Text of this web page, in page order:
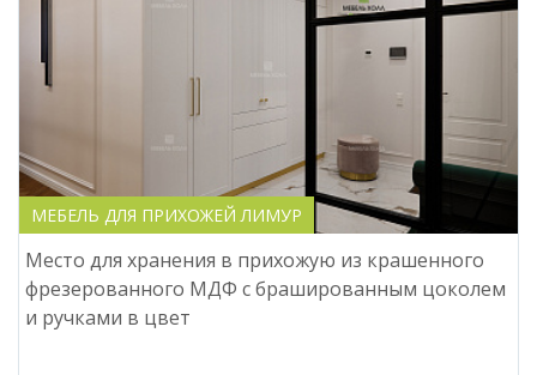
МЕБЕЛЬ ДЛЯ ПРИХОЖЕЙ ЛИМУР
Место для хранения в прихожую из крашенного
фрезерованного МДФ с брашированным цоколем
и ручками в цвет